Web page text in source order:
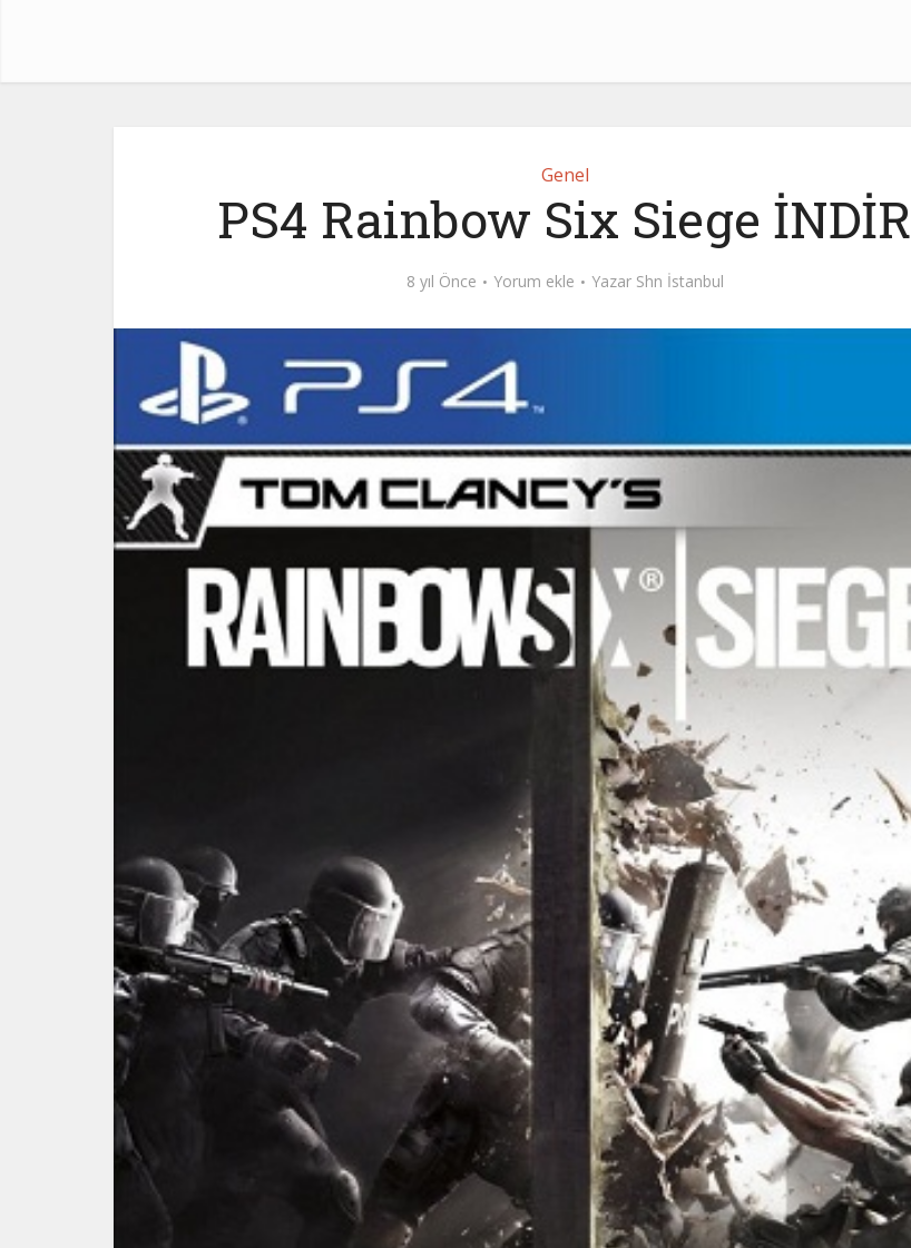
Genel
PS4 Rainbow Six Siege İNDİR
8 yıl Önce Yorum ekle Yazar Shn İstanbul